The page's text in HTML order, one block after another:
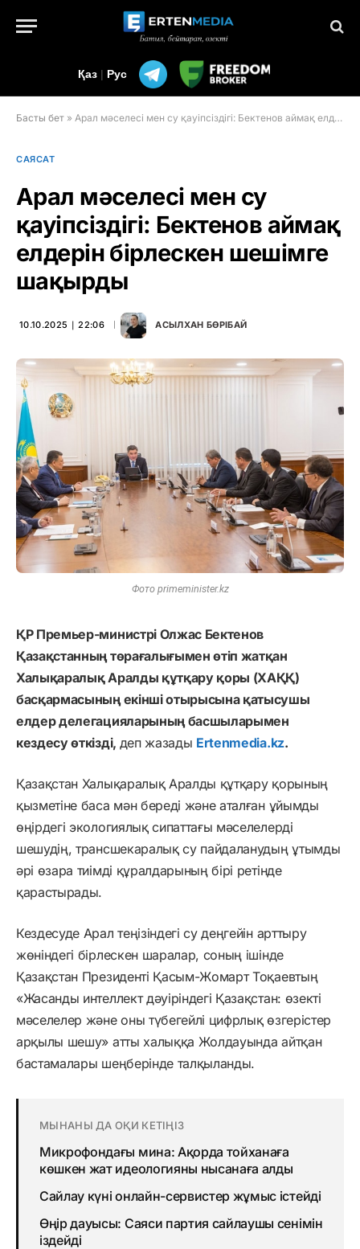
Қаз | Рус
Басты бет » Арал мәселесі мен су қауіпсіздігі: Бектенов аймақ елдерін бірлескен шешімге шақырды
САЯСАТ
Арал мәселесі мен су
қауіпсіздігі: Бектенов аймақ
елдерін бірлескен шешімге
шақырды
10.10.2025 ∣ 22:06 АСЫЛХАН БӨРІБАЙ
Фото primeminister.kz
ҚР Премьер-министрі Олжас Бектенов
Қазақстанның төрағалығымен өтіп жатқан
Халықаралық Аралды құтқару қоры (ХАҚҚ)
басқармасының екінші отырысына қатысушы
елдер делегацияларының басшыларымен
кездесу өткізді, деп жазады Ertenmedia.kz.
Қазақстан Халықаралық Аралды құтқару қорының
қызметіне баса мән береді және аталған ұйымды
өңірдегі экологиялық сипаттағы мәселелерді
шешудің, трансшекаралық су пайдаланудың ұтымды
әрі өзара тиімді құралдарының бірі ретінде
қарастырады.
Кездесуде Арал теңізіндегі су деңгейін арттыру
жөніндегі бірлескен шаралар, соның ішінде
Қазақстан Президенті Қасым-Жомарт Тоқаевтың
«Жасанды интеллект дәуіріндегі Қазақстан: өзекті
мәселелер және оны түбегейлі цифрлық өзгерістер
арқылы шешу» атты халыққа Жолдауында айтқан
бастамалары шеңберінде талқыланды.
МЫНАНЫ ДА ОҚИ КЕТІҢІЗ
Микрофондағы мина: Ақорда тойханаға
көшкен жат идеологияны нысанаға алды
Сайлау күні онлайн-сервистер жұмыс істейді
Өңір дауысы: Саяси партия сайлаушы сенімін
іздейді